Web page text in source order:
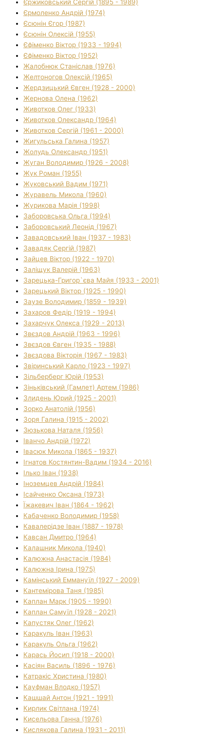
Єржиковський Сергій (1895 - 1989)
Єрмоленко Андрій (1974)
Єсюнін Єгор (1987)
Єсюнін Олексій (1955)
Єфіменко Віктор (1933 - 1994)
Єфіменко Віктор (1952)
Жалобнюк Станіслав (1976)
Желтоногов Олексій (1965)
Жердзицький Євген (1928 - 2000)
Жернова Олена (1962)
Животков Олег (1933)
Животков Олександр (1964)
Животков Сергій (1961 - 2000)
Жигульська Галина (1957)
Жолудь Олександр (1951)
Жуган Володимир (1926 - 2008)
Жук Роман (1955)
Жуковський Вадим (1971)
Журавель Микола (1960)
Журикова Марія (1998)
Заборовська Ольга (1994)
Заборовський Леонід (1967)
Завадовський Іван (1937 - 1983)
Завадяк Сергій (1987)
Зайцев Віктор (1922 - 1970)
Заліщук Валерій (1963)
Зарецька-Григор`єва Майя (1933 - 2001)
Зарецький Віктор (1925 - 1990)
Заузе Володимир (1859 - 1939)
Захаров Федір (1919 - 1994)
Захарчук Олекса (1929 - 2013)
Звєздов Андрій (1963 - 1996)
Звєздов Євген (1935 - 1988)
Звєздова Вікторія (1967 - 1983)
Звіринський Карло (1923 - 1997)
Зільберберг Юрій (1953)
Зіньківський (Гамлет) Артем (1986)
Злидень Юрий (1925 - 2001)
Зорко Анатолій (1956)
Зоря Галина (1915 - 2002)
Зюзькова Наталя (1956)
Іванчо Андрій (1972)
Івасюк Микола (1865 - 1937)
Ігнатов Костянтин-Вадим (1934 - 2016)
Ілько Іван (1938)
Іноземцев Андрій (1984)
Ісайченко Оксана (1973)
Їжакевич Іван (1864 - 1962)
Кабаченко Володимир (1958)
Кавалерідзе Іван (1887 - 1978)
Кавсан Дмитро (1964)
Калашник Микола (1940)
Калюжна Анастасія (1984)
Калюжна Ірина (1975)
Камінський Еммануїл (1927 - 2009)
Кантемірова Таня (1985)
Каплан Марк (1905 - 1990)
Каплан Самуїл (1928 - 2021)
Капустяк Олег (1962)
Каракуль Іван (1963)
Каракуль Ольга (1962)
Карась Йосип (1918 - 2000)
Касіян Василь (1896 - 1976)
Катракіс Христина (1980)
Кауфман Влодко (1957)
Кашшай Антон (1921 - 1991)
Кирлик Світлана (1974)
Кисельова Ганна (1976)
Кислякова Галина (1931 - 2011)